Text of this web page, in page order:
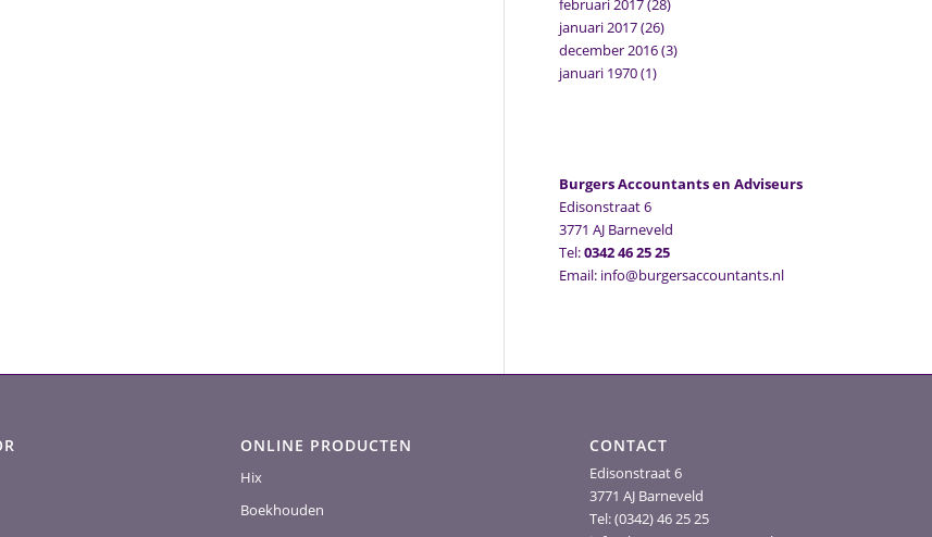
februari 2017(28)
januari 2017(26)
december 2016(3)
januari 1970(1)
Burgers Accountants en Adviseurs
Edisonstraat 6
3771 AJ Barneveld
Tel:0342 46 25 25
Email: info@burgersaccountants.nl
ONLINE PRODUCTEN
Hix
Boekhouden
CONTACT
Edisonstraat 6
3771 AJ Barneveld
Tel: (0342) 46 25 25